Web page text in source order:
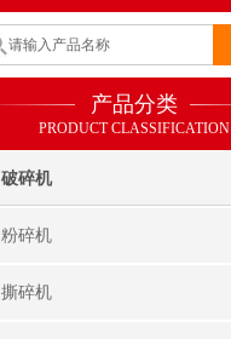
产品分类
PRODUCT CLASSIFICATION
破碎机
粉碎机
撕碎机